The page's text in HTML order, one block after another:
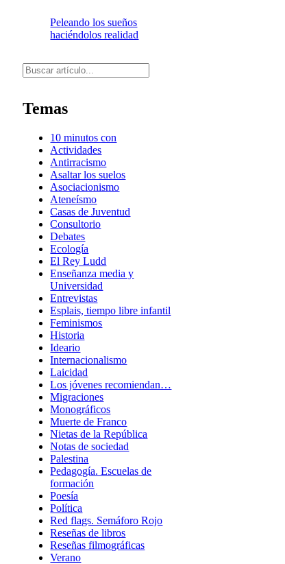
Peleando los sueños
haciéndolos realidad
Buscar
Temas
10 minutos con
Actividades
Antirracismo
Asaltar los suelos
Asociacionismo
Ateneísmo
Casas de Juventud
Consultorio
Debates
Ecología
El Rey Ludd
Enseñanza media y
Universidad
Entrevistas
Esplais, tiempo libre infantil
Feminismos
Historia
Ideario
Internacionalismo
Laicidad
Los jóvenes recomiendan…
Migraciones
Monográficos
Muerte de Franco
Nietas de la República
Notas de sociedad
Palestina
Pedagogía. Escuelas de
formación
Poesía
Política
Red flags. Semáforo Rojo
Reseñas de libros
Reseñas filmográficas
Verano